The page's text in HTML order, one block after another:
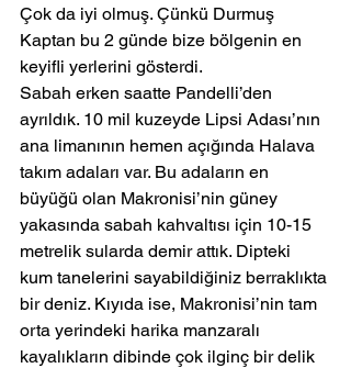
Çok da iyi olmuş. Çünkü Durmuş
Kaptan bu 2 günde bize bölgenin en
keyifli yerlerini gösterdi.
Sabah erken saatte Pandelli’den
ayrıldık. 10 mil kuzeyde Lipsi Adası’nın
ana limanının hemen açığında Halava
takım adaları var. Bu adaların en
büyüğü olan Makronisi’nin güney
yakasında sabah kahvaltısı için 10-15
metrelik sularda demir attık. Dipteki
kum tanelerini sayabildiğiniz berraklıkta
bir deniz. Kıyıda ise, Makronisi’nin tam
orta yerindeki harika manzaralı
kayalıkların dibinde çok ilginç bir delik